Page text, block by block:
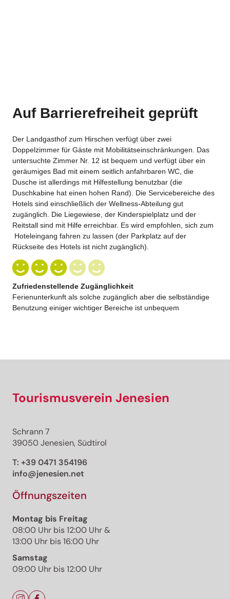
Tourismusverein Jenesien
Schrann 7
39050 Jenesien, Südtirol
T: +39 0471 354196
info@jenesien.net
Öffnungszeiten
Montag bis Freitag
08:00 Uhr bis 12:00 Uhr &
13:00 Uhr bis 16:00 Uhr
Samstag
09:00 Uhr bis 12:00 Uhr